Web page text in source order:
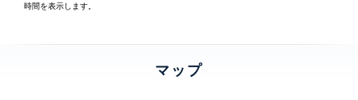
時間を表示します。
マップ